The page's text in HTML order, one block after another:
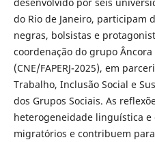
do Rio de Janeiro, participam
negras, bolsistas e
coordenação do grupo
(CNE/FAPERJ-2025), em
Trabalho, Inclusão Social e
dos Grupos Sociais. As
heterogeneidade linguística
migratórios e contribuem